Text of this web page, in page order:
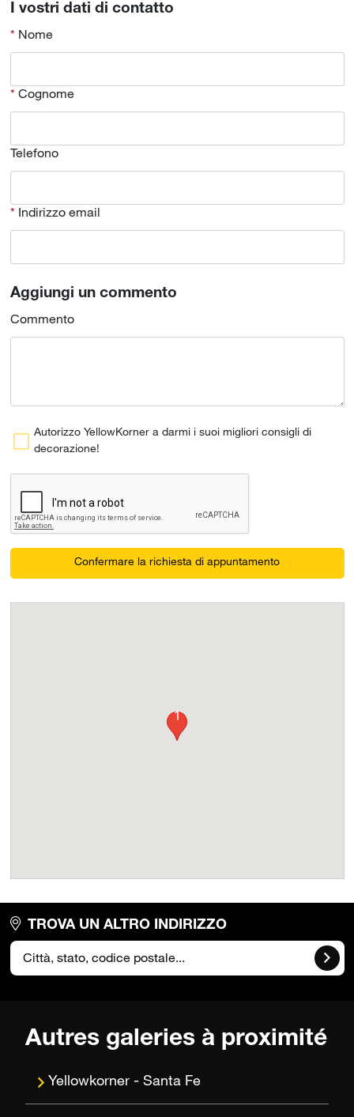
I vostri dati di contatto
Nome
Cognome
Telefono
Indirizzo email
Aggiungi un commento
Commento
Autorizzo YellowKorner a darmi i suoi migliori consigli di
decorazione!
Confermare la richiesta di appuntamento
1
TROVA UN ALTRO INDIRIZZO
Autres galeries à proximité
Santa Fe